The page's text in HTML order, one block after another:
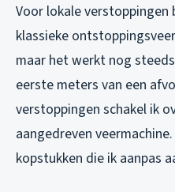
Voor lokale
klassieke
maar het werkt nog
eerste meters van een
verstoppingen schakel ik
aangedreven
kopstukken die ik aanpas